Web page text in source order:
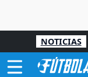
NOTICIAS